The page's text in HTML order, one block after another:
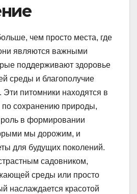
чем просто места, где
являются важными
поддерживают здоровье
среды и благополучие
питомники находятся в
по сохранению природы,
в формировании
мы дорожим, и
для будущих поколений.
садовником,
среды или просто
наслаждается красотой